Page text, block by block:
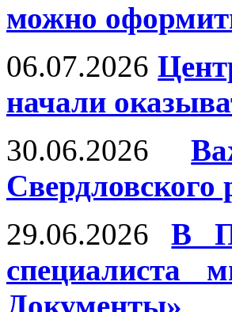
можно
06.07.2026
начали
30.06.2026
Свердловского
29.06.2026
В
специалиста